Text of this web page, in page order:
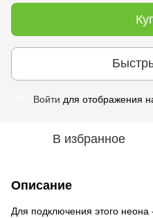
Войти для отображения
В избранное
Описание
Для подключения этого неона